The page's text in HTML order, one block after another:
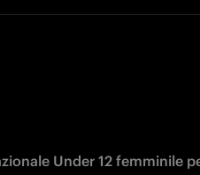
Under 12 femminile